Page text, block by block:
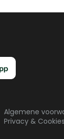
Algemene
Privacy & Cookies